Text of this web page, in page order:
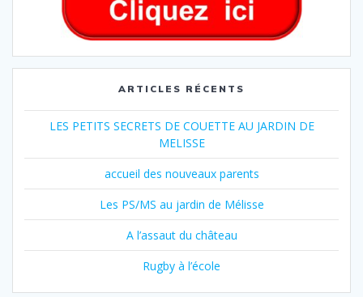
ARTICLES RÉCENTS
LES PETITS SECRETS DE COUETTE AU JARDIN DE
MELISSE
accueil des nouveaux parents
Les PS/MS au jardin de Mélisse
A l’assaut du château
Rugby à l’école